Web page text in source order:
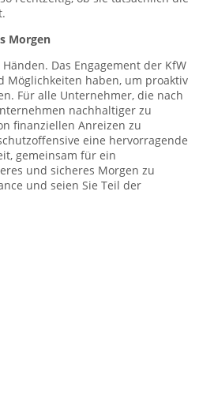
Morgen
Das Engagement der KfW
Möglichkeiten haben, um proaktiv
Für alle Unternehmer, die nach
nachhaltiger zu
finanziellen Anreizen zu
eine hervorragende
gemeinsam für ein
und sicheres Morgen zu
und seien Sie Teil der